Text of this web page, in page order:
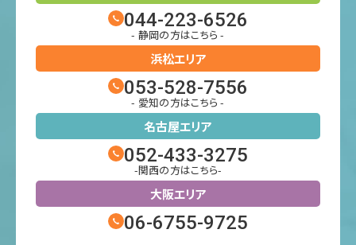
044-223-6526
- 静岡の方はこちら -
浜松エリア
053-528-7556
- 愛知の方はこちら -
名古屋エリア
052-433-3275
-関西の方はこちら-
大阪エリア
06-6755-9725